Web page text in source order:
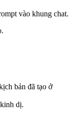
vào khung chat.
bản đã tạo ở
dị.